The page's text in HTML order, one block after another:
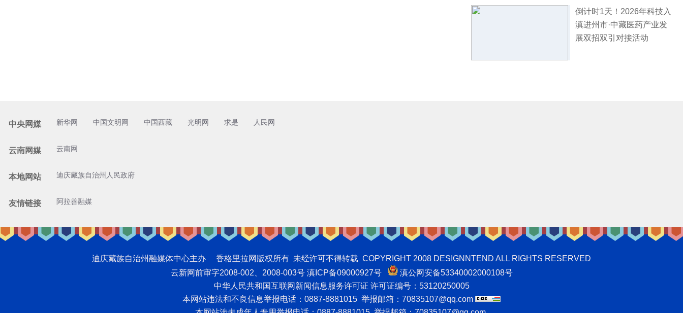
倒计时1天！2026年科技入
滇进州市·中藏医药产业发
展双招双引对接活动
中央网媒 新华网 中国文明网 中国西藏 光明网 求是 人民网
云南网媒 云南网
本地网站 迪庆藏族自治州人民政府
友情链接 阿拉善融媒
迪庆藏族自治州融媒体中心主办 香格里拉网版权所有 未经许可不得转载 COPYRIGHT 2008 DESIGNNTEND ALL RIGHTS RESERVED
云新网前审字2008-002、2008-003号 滇ICP备09000927号
滇公网安备53340002000108号
中华人民共和国互联网新闻信息服务许可证 许可证编号：53120250005
本网站违法和不良信息举报电话：0887-8881015 举报邮箱：70835107@qq.com